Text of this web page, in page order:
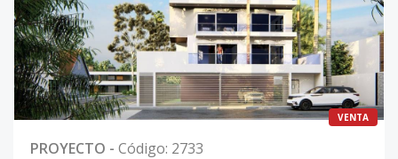
VENTA
PROYECTO - Código: 2733